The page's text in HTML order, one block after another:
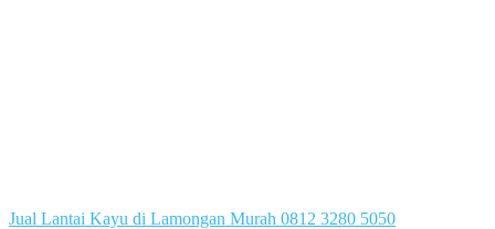
Jual Lantai Kayu di Lamongan Murah 0812 3280 5050